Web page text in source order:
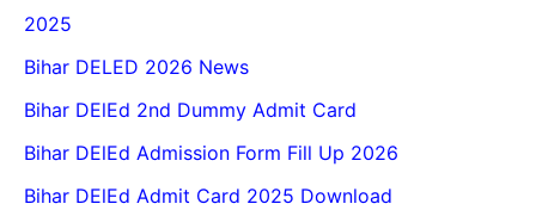
2025
Bihar DELED 2026 News
Bihar DElEd 2nd Dummy Admit Card
Bihar DElEd Admission Form Fill Up 2026
Bihar DElEd Admit Card 2025 Download